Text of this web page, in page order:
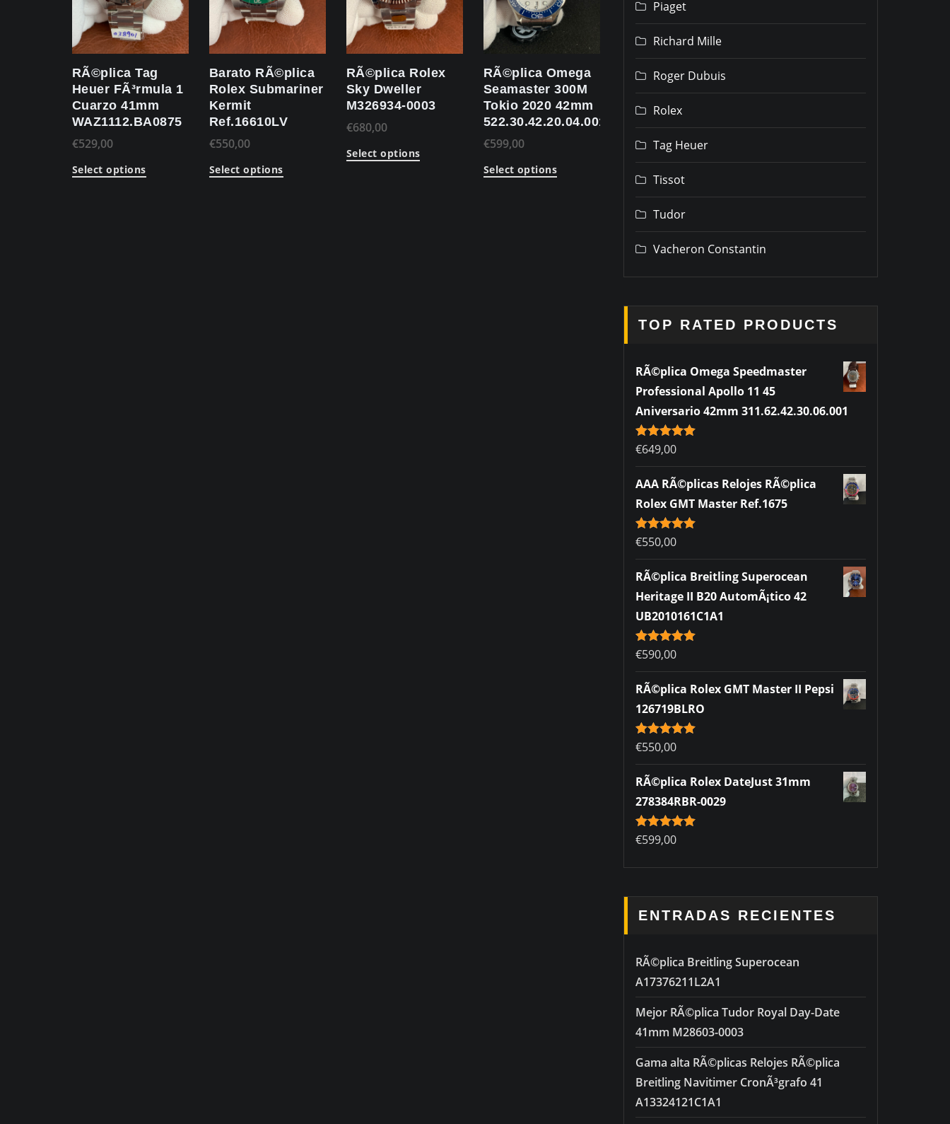
RÃ©plica Tag
Heuer FÃ³rmula 1
Cuarzo 41mm
WAZ1112.BA0875
€529,00
Select options
Barato RÃ©plica
Rolex Submariner
Kermit
Ref.16610LV
€550,00
Select options
RÃ©plica Rolex
Sky Dweller
M326934-0003
€680,00
Select options
RÃ©plica Omega
Seamaster 300M
Tokio 2020 42mm
522.30.42.20.04.001
€599,00
Select options
Piaget
Richard Mille
Roger Dubuis
Rolex
Tag Heuer
Tissot
Tudor
Vacheron Constantin
TOP RATED PRODUCTS
RÃ©plica Omega Speedmaster
Professional Apollo 11 45
Aniversario 42mm 311.62.42.30.06.001
Rated5.00
out of 5
€649,00
AAA RÃ©plicas Relojes RÃ©plica
Rolex GMT Master Ref.1675
Rated5.00
out of 5
€550,00
RÃ©plica Breitling Superocean
Heritage II B20 AutomÃ¡tico 42
UB2010161C1A1
Rated5.00
out of 5
€590,00
RÃ©plica Rolex GMT Master II Pepsi
126719BLRO
Rated5.00
out of 5
€550,00
RÃ©plica Rolex DateJust 31mm
278384RBR-0029
Rated5.00
out of 5
€599,00
ENTRADAS RECIENTES
RÃ©plica Breitling Superocean
A17376211L2A1
Mejor RÃ©plica Tudor Royal Day-Date
41mm M28603-0003
Gama alta RÃ©plicas Relojes RÃ©plica
Breitling Navitimer CronÃ³grafo 41
A13324121C1A1